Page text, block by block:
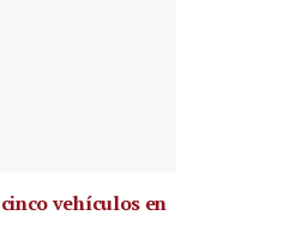
vehículos en